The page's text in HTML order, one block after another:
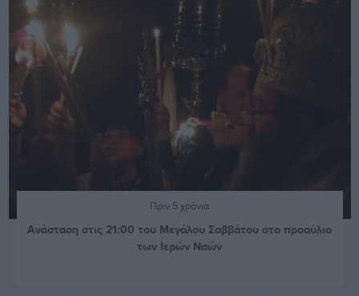
Πριν 5 χρόνια
Ανάσταση στις 21:00 του Μεγάλου Σαββάτου στο προαύλιο
των Ιερών Ναών